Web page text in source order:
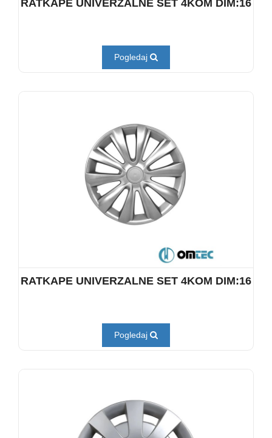
RATKAPE UNIVERZALNE SET 4KOM DIM:16
Pogledaj
RATKAPE UNIVERZALNE SET 4KOM DIM:16
Pogledaj